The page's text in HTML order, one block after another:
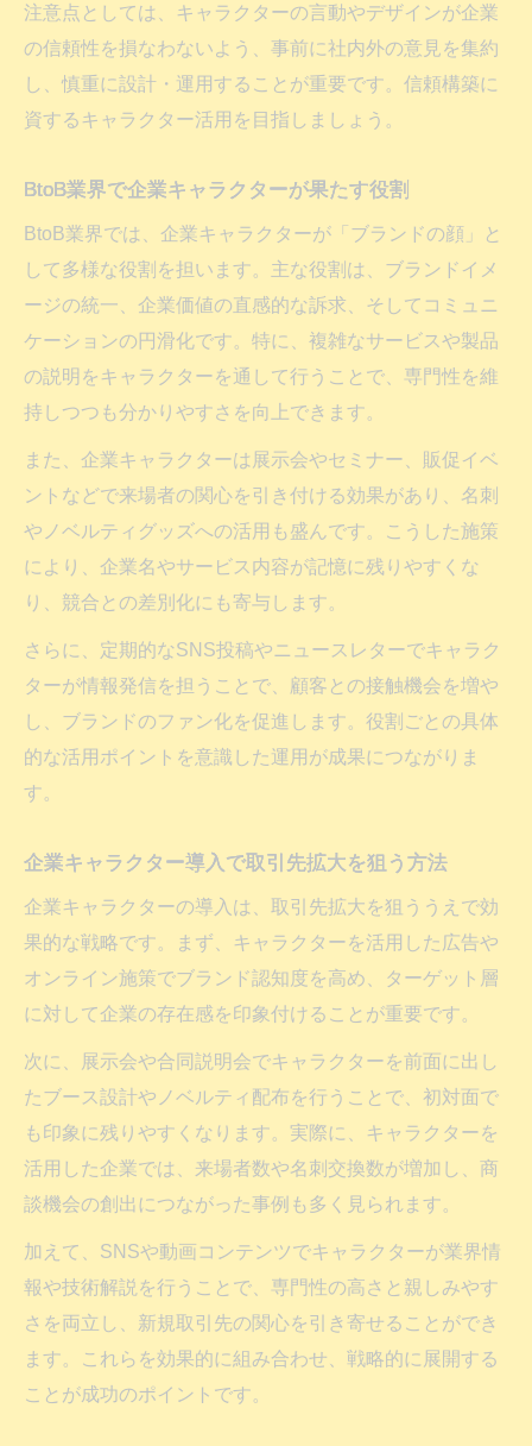
注意点としては、キャラクターの言動やデザインが企業
の信頼性を損なわないよう、事前に社内外の意見を集約
し、慎重に設計・運用することが重要です。信頼構築に
資するキャラクター活用を目指しましょう。
BtoB業界で企業キャラクターが果たす役割
BtoB業界では、企業キャラクターが「ブランドの顔」と
して多様な役割を担います。主な役割は、ブランドイメ
ージの統一、企業価値の直感的な訴求、そしてコミュニ
ケーションの円滑化です。特に、複雑なサービスや製品
の説明をキャラクターを通して行うことで、専門性を維
持しつつも分かりやすさを向上できます。
また、企業キャラクターは展示会やセミナー、販促イベ
ントなどで来場者の関心を引き付ける効果があり、名刺
やノベルティグッズへの活用も盛んです。こうした施策
により、企業名やサービス内容が記憶に残りやすくな
り、競合との差別化にも寄与します。
さらに、定期的なSNS投稿やニュースレターでキャラク
ターが情報発信を担うことで、顧客との接触機会を増や
し、ブランドのファン化を促進します。役割ごとの具体
的な活用ポイントを意識した運用が成果につながりま
す。
企業キャラクター導入で取引先拡大を狙う方法
企業キャラクターの導入は、取引先拡大を狙ううえで効
果的な戦略です。まず、キャラクターを活用した広告や
オンライン施策でブランド認知度を高め、ターゲット層
に対して企業の存在感を印象付けることが重要です。
次に、展示会や合同説明会でキャラクターを前面に出し
たブース設計やノベルティ配布を行うことで、初対面で
も印象に残りやすくなります。実際に、キャラクターを
活用した企業では、来場者数や名刺交換数が増加し、商
談機会の創出につながった事例も多く見られます。
加えて、SNSや動画コンテンツでキャラクターが業界情
報や技術解説を行うことで、専門性の高さと親しみやす
さを両立し、新規取引先の関心を引き寄せることができ
ます。これらを効果的に組み合わせ、戦略的に展開する
ことが成功のポイントです。